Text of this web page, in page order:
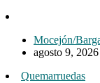
Mocejón/
agosto 9,
Quemarruedas